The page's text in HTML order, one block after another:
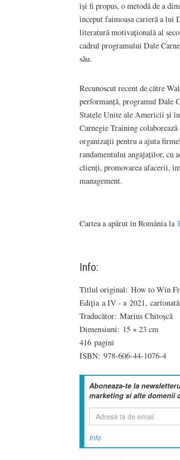
își fi propus, o metodă de a
început faimoasa carieră a lui
literatură motivaţională al
cadrul programului Dale
său.
Recunoscut recent de către
performanță, programul Dale
Statele Unite ale Americii și
Carnegie Training
organizații pentru a ajuta
randamentului angajaților, cu
clienţi, promovarea afacerii,
management.
Cartea a apărut în România la
Info:
Titlul original: How to Win
Ediția a IV - a 2021, cartonată
Traducător: Marius Chitoșcă
Dimensiuni: 15 × 23 cm
416 pagini
ISBN: 978-606-44-1076-4
Aboneaza-te la
marketing si alte domenii
Info